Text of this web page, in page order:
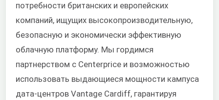
потребности британских и европейских
компаний, ищущих высокопроизводительную,
безопасную и экономически эффективную
облачную платформу. Мы гордимся
партнерством с Centerprice и возможностью
использовать выдающиеся мощности кампуса
дата-центров Vantage Cardiff, гарантируя